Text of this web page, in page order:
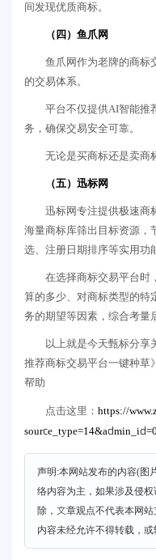
间发现优质商标。
（四）鱼爪网
鱼爪网作为老牌的商标
的交易体系。
平台不仅提供AI智能推
务，确保交易安全可靠。
无论是买商标还是卖商
（五）迅标网
迅标网专注提供极速商
海量商标库筛出目标资源，
选、注册日期排序等实用功
在选择商标交易平台时
算的多少、对商标类型的特
务的期望等因素，综合考量
以上就是今天甄标分享
推荐商标交易平台一键种草
帮助
点击这里： https://
source_type=14&admin_id=0
声明:本网站发布的内容(图
络内容为主，如果涉及侵
除，文章观点不代表本网
内容未经允许不得转载，或